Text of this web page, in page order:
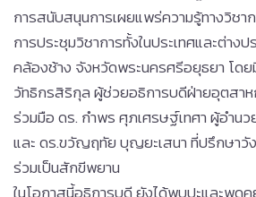
การสนับสนุนการเผยแพร่ความรู้ทางวิชา
การประชุมวิชาการทั้งในประเทศและต่าง
คล้องช้าง จังหวัดพระนครศรีอยุธยา โด
วัทธิกรสิริกุล ผู้ช่วยอธิการบดีฝ่ายอุตสาห
ร่วมมือ ดร. กำพร ศุภเศรษฐ์เทศา ผู้อำน
และ ดร.ขวัญฤทัย บุญยะเสนา ที่ปรึกษาวั
ร่วมเป็นสักขีพยาน
ในโอกาสนี้อธิการบดี ยังได้พบปะและพูดคุ